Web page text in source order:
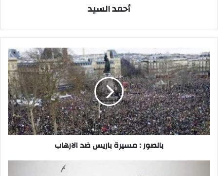
أحمد السيد
بالصور
:
مسيرة
باريس
ضد
الارهاب
بالصور : مسيرة باريس ضد الارهاب